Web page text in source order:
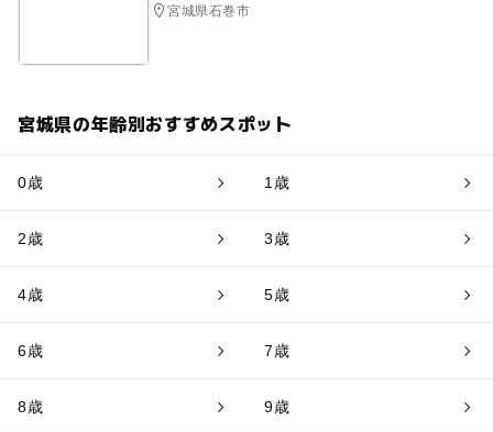
宮城県石巻市
宮城県の年齢別おすすめスポット
0歳 1歳
2歳 3歳
4歳 5歳
6歳 7歳
8歳 9歳